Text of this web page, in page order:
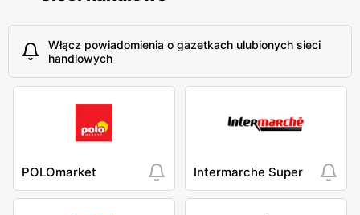
Włącz powiadomienia o gazetkach ulubionych sieci
handlowych
POLOmarket Intermarche Super